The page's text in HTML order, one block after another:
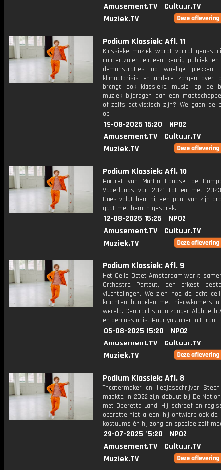
Amusement.TV
Cultuur.TV
Muziek.TV
Podium Klassiek: Afl. 11
Klassieke muziek wordt vooral
concertzalen en een keurig publiek
demonstraties op woelige plekken.
klimaatcrisis en andere zorgen over
brengt ook klassieke musici op de
muziek bijdragen aan een
of zelfs activistisch zijn? We gaan de
op.
19-08-2025 15:20
NPO2
Amusement.TV
Cultuur.TV
Muziek.TV
Podium Klassiek: Afl. 10
Portret van Martin Fondse, de
Vaderlands van 2021 tot en met
Goes volgt hem bij een paar van zijn
gaat met hem in gesprek.
12-08-2025 15:25
NPO2
Amusement.TV
Cultuur.TV
Muziek.TV
Podium Klassiek: Afl. 9
Het Cello Octet Amsterdam werkt
Orchestre Partout, een orkest
vluchtelingen. We zien hoe de acht
krachten bundelen met nieuwkomers
wereld. Centraal staan zanger Alghaeth
en percussionist Pouriya Jaberi uit Iran.
05-08-2025 15:20
NPO2
Amusement.TV
Cultuur.TV
Muziek.TV
Podium Klassiek: Afl. 8
Theatermaker en liedjesschrijver
maakte in 2022 zijn debuut bij De
met Operetta Land. Hij schreef en
operette niet alleen, hij ontwierp ook de
kostuums én hij zong en speelde zelf
29-07-2025 15:20
NPO2
Amusement.TV
Cultuur.TV
Muziek.TV